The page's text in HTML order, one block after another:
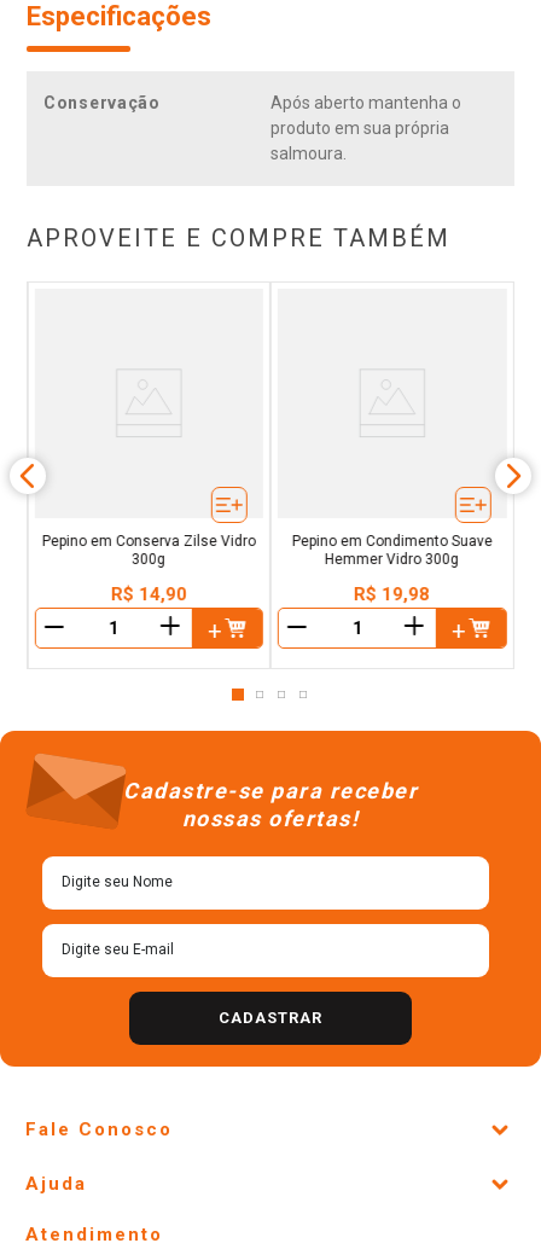
Especificações
Conservação
Após aberto mantenha o
produto em sua própria
salmoura.
APROVEITE E COMPRE TAMBÉM
Pepino em Conserva Zilse Vidro
300g
R$ 14,90
＋
Pepino em Condimento Suave
Hemmer Vidro 300g
R$ 19,98
＋
Cadastre-se para receber
nossas ofertas!
CADASTRAR
Fale Conosco
Lojas Físicas e Horários
Ofertas
Ajuda
Atendimento